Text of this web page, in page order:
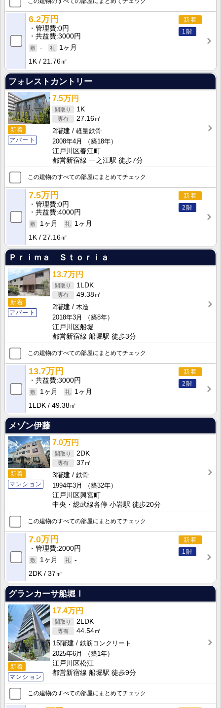
新着
1階
6.2万円
管理費 0円
共益費 3000円
-
1ヶ月
1K
21.76㎡
フォレストカントリー
新着
アパート
7.5万円
1K
27.16㎡
2階建
軽量鉄骨
2008年4月
（築18年）
江戸川区春江町
都営新宿線 一之江駅 徒歩7分
この建物のすべての部屋にまとめてチェック
新着
2階
7.5万円
管理費 0円
共益費 4000円
1ヶ月
1ヶ月
1K
27.16㎡
Ｐｒｉｍａ Ｓｔｏｒｉａ
新着
アパート
13.7万円
1LDK
49.38㎡
2階建
木造
2018年3月
（築8年）
江戸川区船堀
都営新宿線 船堀駅 徒歩3分
この建物のすべての部屋にまとめてチェック
新着
2階
13.7万円
共益費 3000円
1ヶ月
1ヶ月
1LDK
49.38㎡
メゾン伊藤
新着
マンション
7.0万円
2DK
37㎡
3階建
鉄骨
1994年3月
（築32年）
江戸川区興宮町
中央・総武線各停 小岩駅 徒歩20分
この建物のすべての部屋にまとめてチェック
新着
1階
7.0万円
管理費 2000円
1ヶ月
-
2DK
37㎡
グランカーサ船堀Ⅰ
新着
マンション
17.4万円
2LDK
44.54㎡
15階建
鉄筋コンクリート
2025年6月
（築1年）
江戸川区松江
都営新宿線 船堀駅 徒歩9分
この建物のすべての部屋にまとめてチェック